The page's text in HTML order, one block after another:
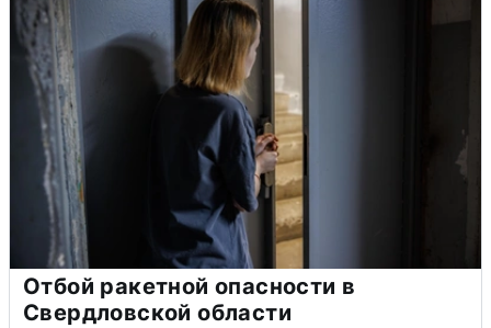
Отбой ракетной опасности в
Свердловской области